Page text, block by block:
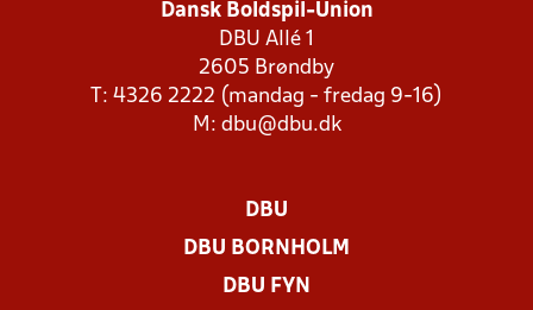
Dansk Boldspil-Union
DBU Allé 1
2605 Brøndby
T: 4326 2222 (mandag - fredag 9-16)
M: dbu@dbu.dk
DBU
DBU BORNHOLM
DBU FYN